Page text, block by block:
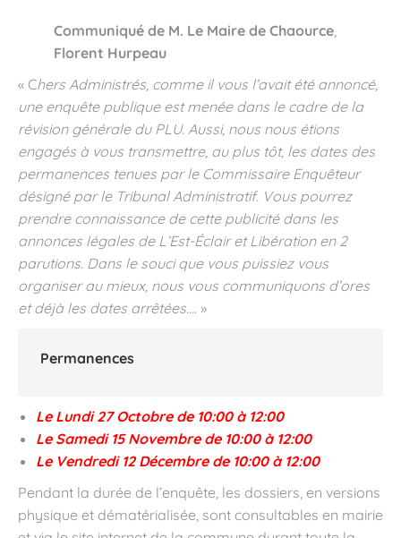
Communiqué de M. Le Maire de Chaource,
Florent Hurpeau
« Chers Administrés, comme il vous l’avait été annoncé,
une enquête publique est menée dans le cadre de la
révision générale du PLU. Aussi, nous nous étions
engagés à vous transmettre, au plus tôt, les dates des
permanences tenues par le Commissaire Enquêteur
désigné par le Tribunal Administratif. Vous pourrez
prendre connaissance de cette publicité dans les
annonces légales de L’Est-Éclair et Libération en 2
parutions. Dans le souci que vous puissiez vous
organiser au mieux, nous vous communiquons d’ores
et déjà les dates arrêtées…. »
Permanences
Le Lundi 27 Octobre de 10:00 à 12:00
Le Samedi 15 Novembre de 10:00 à 12:00
Le Vendredi 12 Décembre de 10:00 à 12:00
Pendant la durée de l’enquête, les dossiers, en versions
physique et dématérialisée, sont consultables en mairie